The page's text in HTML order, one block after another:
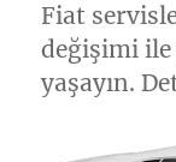
Fiat
değişimi
yaşayın.